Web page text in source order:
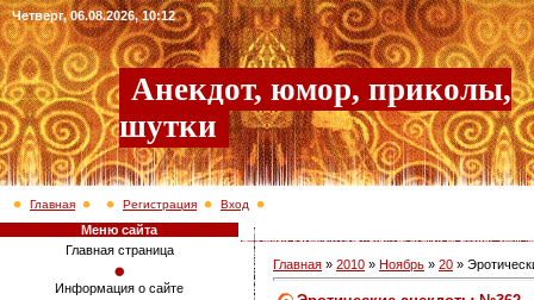
Четверг, 06.08.2026, 10:12
Анекдот, юмор, приколы,
шутки
Главная Регистрация Вход
Меню сайта
Главная страница
Информация о сайте
Главная » 2010 » Ноябрь » 20 »